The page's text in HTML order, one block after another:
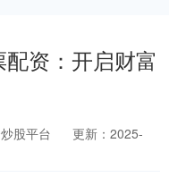
资：开启财富
股平台
更新：2025-